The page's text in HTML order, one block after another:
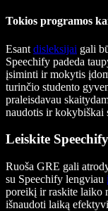
Tokios programos
Esant disleksijai gali
Speechify padeda
įsiminti ir mokytis
turinčio studento
praleisdavau
naudotis ir kokybiškai
Leiskite
Ruoša GRE gali
su Speechify lengviau
poreikį ir raskite laiko
išnaudoti laiką